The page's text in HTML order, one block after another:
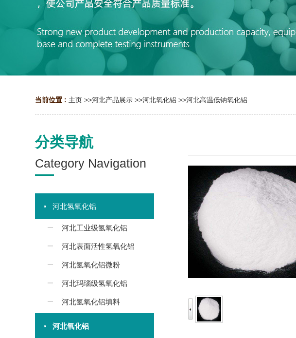
当前位置 : 主页 >>河北产品展示 >>河北氧化铝 >>河北高温低钠氧化铝
分类导航
Category Navigation
河北氢氧化铝
河北工业级氢氧化铝
河北表面活性氢氧化铝
河北氢氧化铝微粉
河北玛瑙级氢氧化铝
河北氢氧化铝填料
河北氧化铝